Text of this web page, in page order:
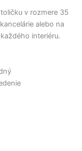
v rozmere 35
alebo na
interiéru.